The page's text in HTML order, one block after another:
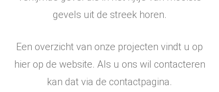
gevels uit de streek horen.
Een overzicht van onze projecten vindt u op
hier op de website. Als u ons wil contacteren
kan dat via de contactpagina.